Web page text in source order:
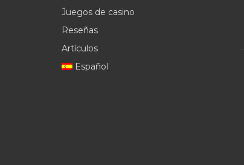
Juegos de casino
Reseñas
Artículos
Español